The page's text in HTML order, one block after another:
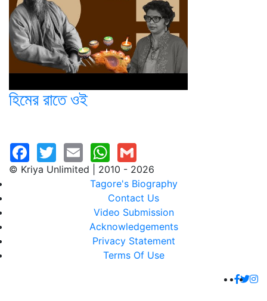
হিমের রাতে ওই
© Kriya Unlimited | 2010 - 2026
Tagore's Biography
Contact Us
Video Submission
Acknowledgements
Privacy Statement
Terms Of Use